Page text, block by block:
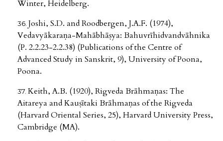
Winter, Heidelberg.
Joshi, S.D. and Roodbergen, J.A.F. (1974),
Vedavyākaraṇa-Mahābhāṣya: Bahuvrīhidvandvāhnika
(P. 2.2.23-2.2.38) (Publications of the Centre of
Advanced Study in Sanskrit, 9), University of Poona,
Poona.
Keith, A.B. (1920), Rigveda Brāhmaṇas: The
Aitareya and Kauṣītaki Brāhmaṇas of the Rigveda
(Harvard Oriental Series, 25), Harvard University Press,
Cambridge (MA).